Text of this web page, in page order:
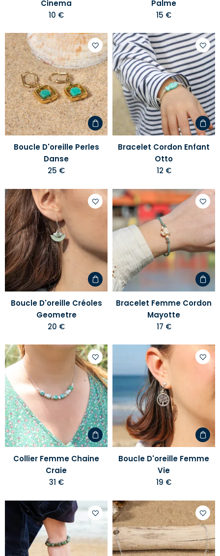
Cinema
10 €
Palme
15 €
Ajouter
à
votre
liste
d'envies
Boucle D'oreille Perles
Danse
25 €
à
votre
liste
Bracelet Cordon Enfant
Otto
12 €
Ajouter
liste
d'envies
Boucle D'oreille Créoles
Geometre
20 €
votre
liste
Bracelet Femme Cordon
Mayotte
17 €
Ajouter
à
votre
liste
d'envies
Collier Femme Chaine
Craie
31 €
votre
Boucle D'oreille Femme
Vie
19 €
Ajouter
à
à
votre